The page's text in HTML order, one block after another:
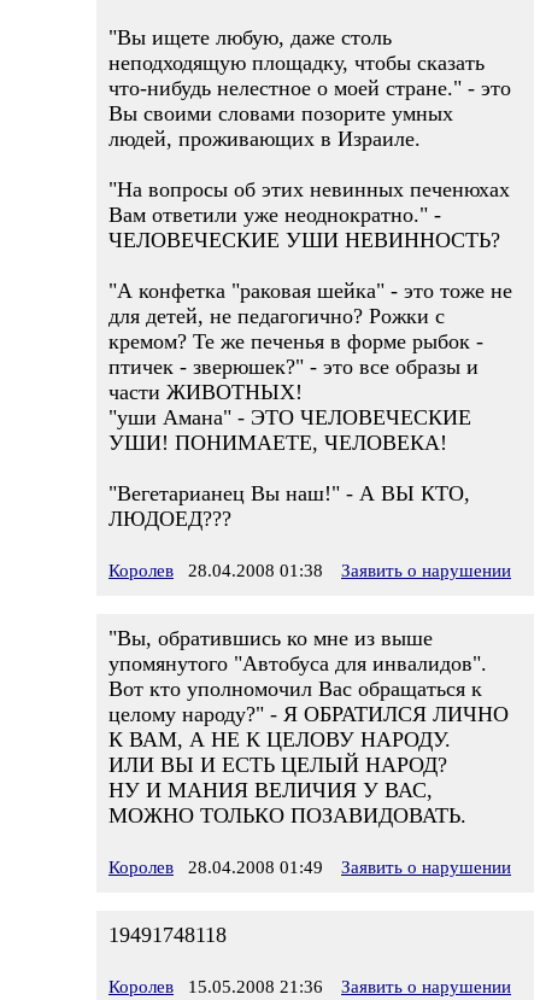
"Вы ищете любую, даже столь
неподходящую площадку, чтобы сказать
что-нибудь нелестное о моей стране." - это
Вы своими словами позорите умных
людей, проживающих в Израиле.
"На вопросы об этих невинных печенюхах
Вам ответили уже неоднократно." -
ЧЕЛОВЕЧЕСКИЕ УШИ НЕВИННОСТЬ?
"А конфетка "раковая шейка" - это тоже не
для детей, не педагогично? Рожки с
кремом? Те же печенья в форме рыбок -
птичек - зверюшек?" - это все образы и
части ЖИВОТНЫХ!
"уши Амана" - ЭТО ЧЕЛОВЕЧЕСКИЕ
УШИ! ПОНИМАЕТЕ, ЧЕЛОВЕКА!
"Вегетарианец Вы наш!" - А ВЫ КТО,
ЛЮДОЕД???
Королев 28.04.2008 01:38 Заявить о нарушении
"Вы, обратившись ко мне из выше
упомянутого "Автобуса для инвалидов".
Вот кто уполномочил Вас обращаться к
целому народу?" - Я ОБРАТИЛСЯ ЛИЧНО
К ВАМ, А НЕ К ЦЕЛОВУ НАРОДУ.
ИЛИ ВЫ И ЕСТЬ ЦЕЛЫЙ НАРОД?
НУ И МАНИЯ ВЕЛИЧИЯ У ВАС,
МОЖНО ТОЛЬКО ПОЗАВИДОВАТЬ.
Королев 28.04.2008 01:49 Заявить о нарушении
19491748118
Королев 15.05.2008 21:36 Заявить о нарушении